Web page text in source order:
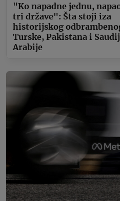
"Ko napadne jednu,
tri države": Šta stoji iza
historijskog
Turske, Pakistana i
Arabije